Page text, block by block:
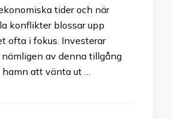
tider och när
konflikter blossar upp
ofta i fokus. Investerar
av denna tillgång
hamn att vänta ut …